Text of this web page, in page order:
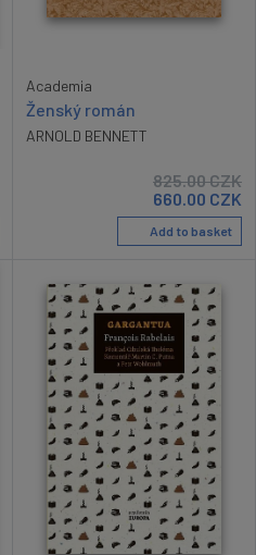
Academia
Ženský román
ARNOLD BENNETT
825.00CZK
660.00 CZK
Add to basket